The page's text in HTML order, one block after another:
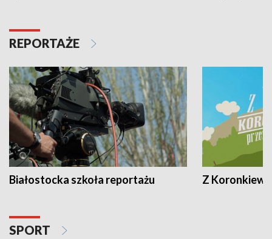
REPORTAŻE
Białostocka szkoła reportażu Z
SPORT